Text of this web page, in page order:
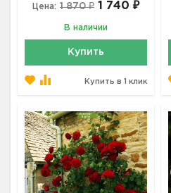
Цена: 1 870 ₽ 1 740 ₽
В наличии
Купить
Купить в 1 клик